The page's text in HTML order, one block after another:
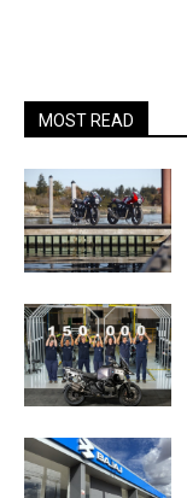
MOST READ